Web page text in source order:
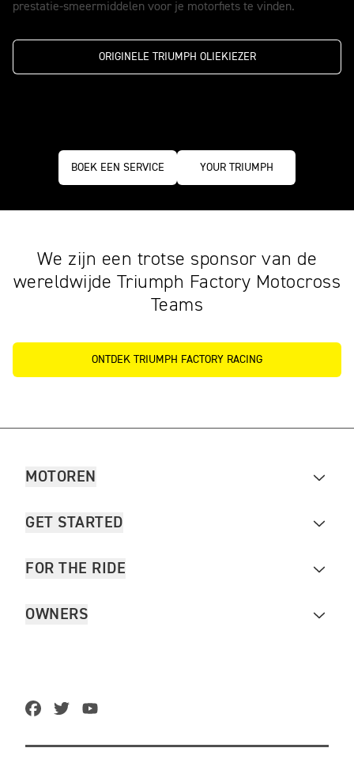
prestatie-smeermiddelen voor je motorfiets te vinden.
ORIGINELE TRIUMPH OLIEKIEZER
BOEK EEN SERVICE YOUR TRIUMPH
We zijn een trotse sponsor van de
wereldwijde Triumph Factory Motocross
Teams
ONTDEK TRIUMPH FACTORY RACING
MOTOREN
GET STARTED
FOR THE RIDE
OWNERS